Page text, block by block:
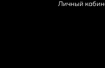
Личный